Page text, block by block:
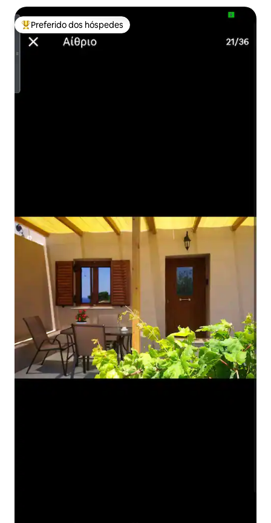
Entre os melhores preferidos dos hóspedes
Preferido dos hóspedes